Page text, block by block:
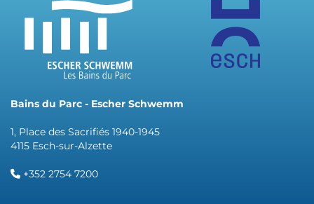
Bains du Parc - Escher Schwemm
1, Place des Sacrifiés 1940-1945
4115 Esch-sur-Alzette
+352 2754 7200